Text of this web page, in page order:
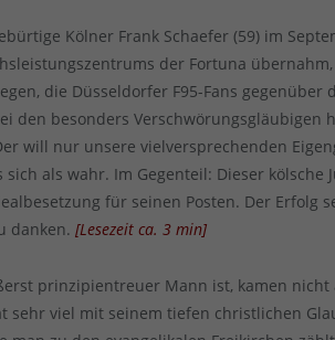
Kölner Frank Schaefer (59) im
der Fortuna
die Düsseldorfer F95-Fans gegenüber
den besonders Verschwörungsgläubigen
will nur unsere vielversprechenden
als wahr. Im Gegenteil: Dieser kölsche
für seinen Posten. Der Erfolg
danken.[Lesezeit ca. 3 min]
prinzipientreuer Mann ist, kamen
sehr viel mit seinem tiefen christlichen